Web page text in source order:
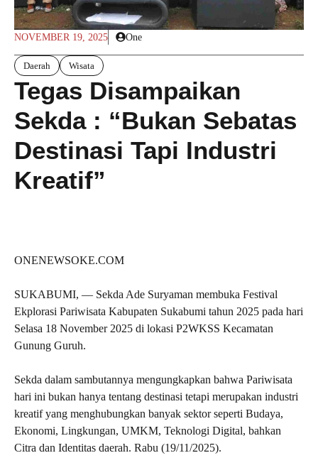
NOVEMBER 19, 2025 One
Daerah Wisata
Tegas Disampaikan
Sekda : “Bukan Sebatas
Destinasi Tapi Industri
Kreatif”
ONENEWSOKE.COM
SUKABUMI, — Sekda Ade Suryaman membuka Festival
Ekplorasi Pariwisata Kabupaten Sukabumi tahun 2025 pada hari
Selasa 18 November 2025 di lokasi P2WKSS Kecamatan
Gunung Guruh.
Sekda dalam sambutannya mengungkapkan bahwa Pariwisata
hari ini bukan hanya tentang destinasi tetapi merupakan industri
kreatif yang menghubungkan banyak sektor seperti Budaya,
Ekonomi, Lingkungan, UMKM, Teknologi Digital, bahkan
Citra dan Identitas daerah. Rabu (19/11/2025).